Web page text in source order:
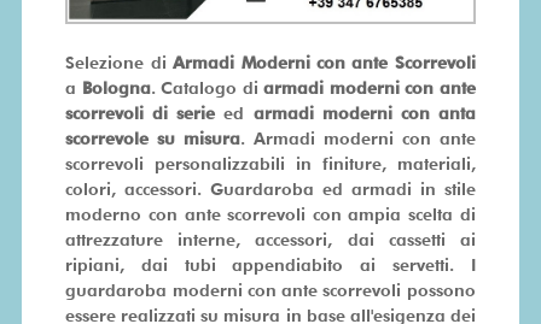
PRONTA
PROMO
Selezione di Armadi Moderni con ante Scorrevoli
a Bologna. Catalogo di armadi moderni con ante
scorrevoli di serie ed armadi moderni con anta
scorrevole su misura . Armadi moderni con ante
scorrevoli personalizzabili in finiture, materiali,
colori, accessori. Guardaroba ed armadi in stile
moderno con ante scorrevoli con ampia scelta di
attrezzature interne, accessori, dai cassetti ai
ripiani, dai tubi appendiabito ai servetti. I
guardaroba moderni con ante scorrevoli possono
essere realizzati su misura in base all'esigenza dei